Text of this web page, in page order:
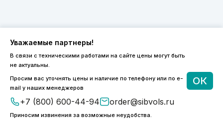
Уважаемые партнеры!
В связи с техническими работами на сайте цены могут быть
не актуальны.
Просим вас уточнять цены и наличие по телефону или по e-
mail у наших менеджеров
+7 (800) 600-44-94 order@sibvols.ru
Приносим извинения за возможные неудобства.
ОК
8 (800) 600-44-94